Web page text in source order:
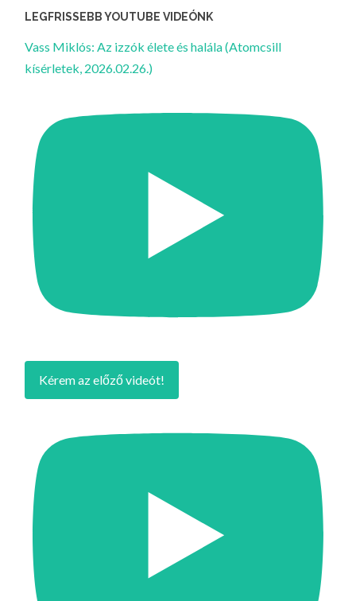
LEGFRISSEBB YOUTUBE VIDEÓNK
Vass Miklós: Az izzók élete és halála (Atomcsill
kísérletek, 2026.02.26.)
Kérem az előző videót!